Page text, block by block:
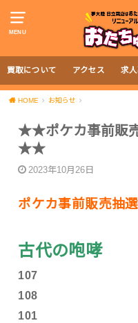
MENU
買取について アクセス 求
HOME お知らせ
★★ポケカ事前販
★★
2023年10月26日
ポケカ事前販売抽
古代の咆哮
107
108
101